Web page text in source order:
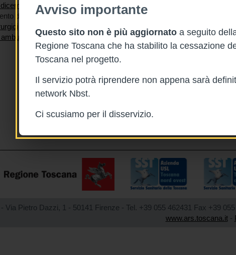
Avviso importante
Questo sito non è più aggiornato a seguito
Regione Toscana che ha stabilito la cessazione
Toscana nel progetto.
Il servizio potrà riprendere non appena sarà
network Nbst.
Ci scusiamo per il disservizio.
2018
dei tempi di attesa in attuazione dellaDGR 750/2018
Via Pietro Dazzi, 1 - 50141 Firenze - Tel. +39 055 462431 Fax +39
www.ars.toscana.it-